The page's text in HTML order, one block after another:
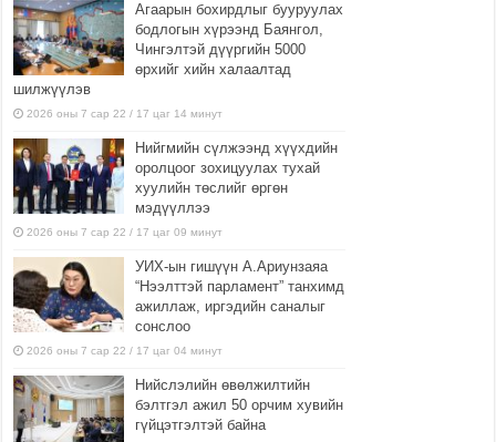
Агаарын бохирдлыг бууруулах
бодлогын хүрээнд Баянгол,
Чингэлтэй дүүргийн 5000
өрхийг хийн халаалтад
шилжүүлэв
2026 оны 7 сар 22 / 17 цаг 14 минут
Нийгмийн сүлжээнд хүүхдийн
оролцоог зохицуулах тухай
хуулийн төслийг өргөн
мэдүүллээ
2026 оны 7 сар 22 / 17 цаг 09 минут
УИХ-ын гишүүн А.Ариунзаяа
“Нээлттэй парламент” танхимд
ажиллаж, иргэдийн саналыг
сонслоо
2026 оны 7 сар 22 / 17 цаг 04 минут
Нийслэлийн өвөлжилтийн
бэлтгэл ажил 50 орчим хувийн
гүйцэтгэлтэй байна